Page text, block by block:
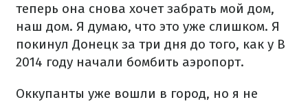
теперь она снова хочет забрать мой дом,
наш дом. Я думаю, что это уже слишком. Я
покинул Донецк за три дня до того, как у В
2014 году начали бомбить аэропорт.
Оккупанты уже вошли в город, но я не